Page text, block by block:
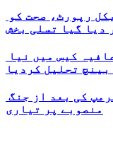
رپورٹ، صحت کو
دیا گیا تسلی بخش
کیس میں نیا
تحلیل کردیا
کی بعد از جنگ
منصوبے پر تیاری